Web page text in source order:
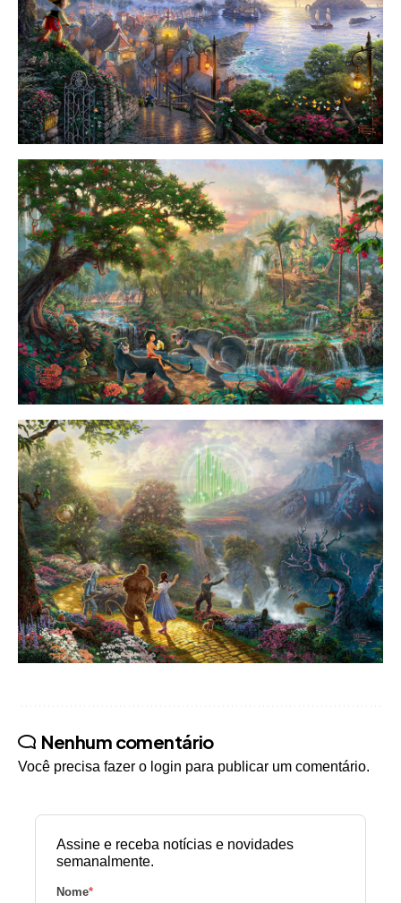
Nenhum comentário
Você precisa fazer o login para publicar um comentário.
Assine e receba notícias e novidades
semanalmente.
Nome*